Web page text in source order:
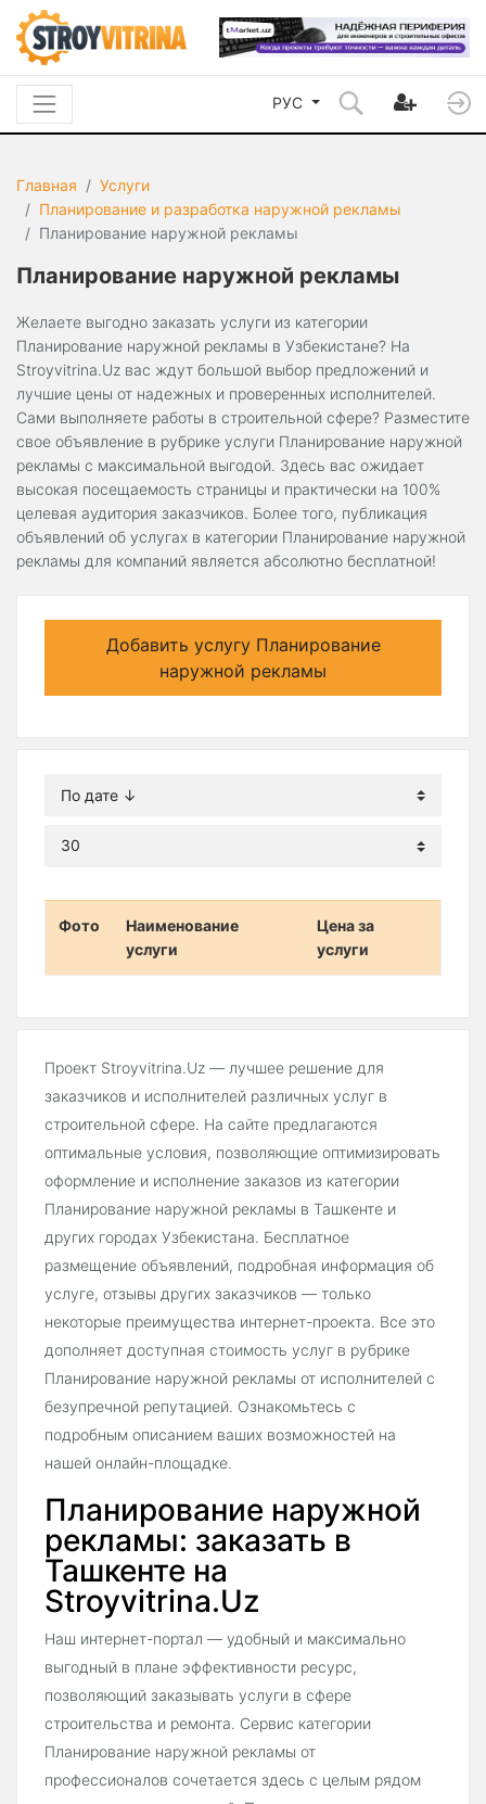
РУС
Главная
Услуги
Планирование и разработка наружной рекламы
Планирование наружной рекламы
Планирование наружной рекламы
Желаете выгодно заказать услуги из категории
Планирование наружной рекламы в Узбекистане? На
Stroyvitrina.Uz вас ждут большой выбор предложений и
лучшие цены от надежных и проверенных исполнителей.
Сами выполняете работы в строительной сфере? Разместите
свое объявление в рубрике услуги Планирование наружной
рекламы с максимальной выгодой. Здесь вас ожидает
высокая посещаемость страницы и практически на 100%
целевая аудитория заказчиков. Более того, публикация
объявлений об услугах в категории Планирование наружной
рекламы для компаний является абсолютно бесплатной!
Добавить услугу Планирование
наружной рекламы
Фото
Наименование
услуги
Цена за
услуги
Проект Stroyvitrina.Uz — лучшее решение для
заказчиков и исполнителей различных услуг в
строительной сфере. На сайте предлагаются
оптимальные условия, позволяющие оптимизировать
оформление и исполнение заказов из категории
Планирование наружной рекламы в Ташкенте и
других городах Узбекистана. Бесплатное
размещение объявлений, подробная информация об
услуге, отзывы других заказчиков — только
некоторые преимущества интернет-проекта. Все это
дополняет доступная стоимость услуг в рубрике
Планирование наружной рекламы от исполнителей с
безупречной репутацией. Ознакомьтесь с
подробным описанием ваших возможностей на
нашей онлайн-площадке.
Планирование наружной
рекламы: заказать в
Ташкенте на
Stroyvitrina.Uz
Наш интернет-портал — удобный и максимально
выгодный в плане эффективности ресурс,
позволяющий заказывать услуги в сфере
строительства и ремонта. Сервис категории
Планирование наружной рекламы от
профессионалов сочетается здесь с целым рядом